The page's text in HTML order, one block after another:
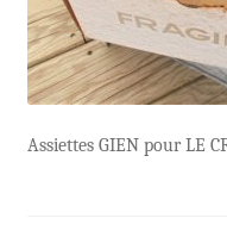
Assiettes GIEN pour LE